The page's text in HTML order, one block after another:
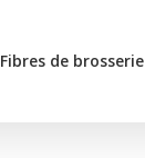
Fibres de brosserie